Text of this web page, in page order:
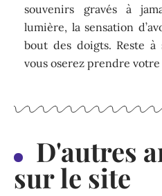
souvenirs gravés à
lumière, la sensation
bout des doigts. Reste
vous oserez prendre votre
D'autres
sur le site